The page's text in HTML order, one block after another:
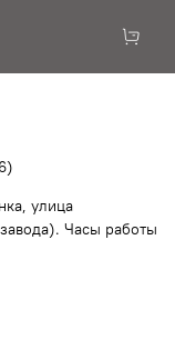
улица
Часы работы